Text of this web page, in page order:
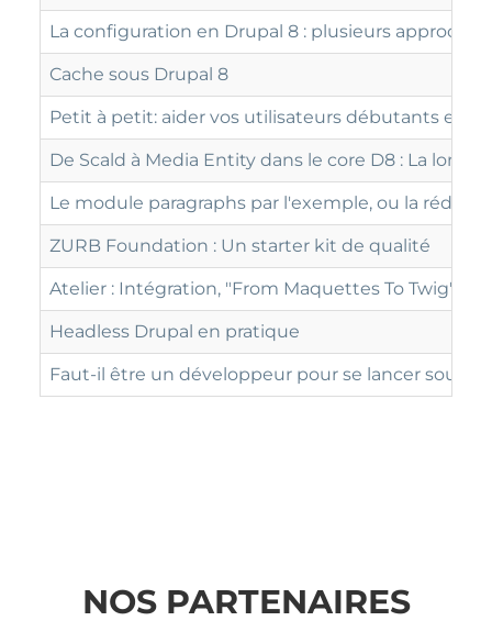
La configuration en Drupal 8 : plusieurs approches
Cache sous Drupal 8
Petit à petit: aider vos utilisateurs débutants en
De Scald à Media Entity dans le core D8 : La
Le module paragraphs par l'exemple, ou la
ZURB Foundation : Un starter kit de qualité
Atelier : Intégration, "From Maquettes To Twig"
Headless Drupal en pratique
Faut-il être un développeur pour se lancer sous
NOS PARTENAIRES